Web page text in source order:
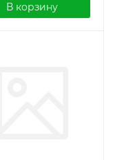
В корзину